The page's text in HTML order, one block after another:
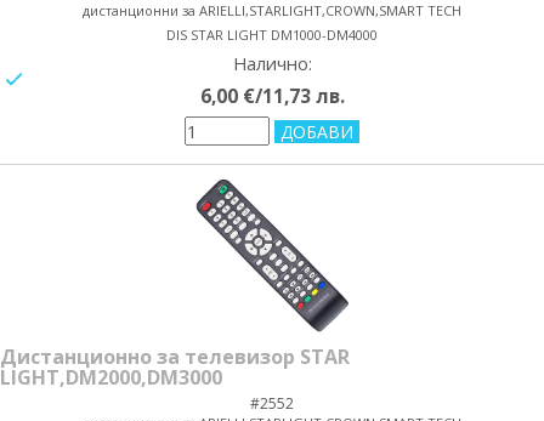
дистанционни за ARIELLI,STARLIGHT,CROWN,SMART TECH
DIS STAR LIGHT DM1000-DM4000
Налично:
6,00 €/11,73 лв.
Дистанционно за телевизор STAR
LIGHT,DM2000,DM3000
#2552